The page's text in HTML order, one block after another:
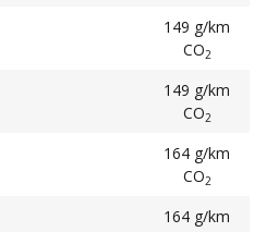
149 g/km
CO2
149 g/km
CO2
164 g/km
CO2
164 g/km